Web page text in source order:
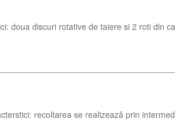
doua discuri rotative de taiere si 2 roti
recoltarea se realizează prin